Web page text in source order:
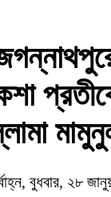
বুধবার, ২৮